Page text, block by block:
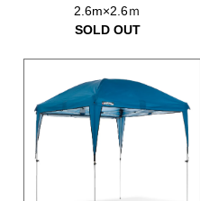
2.6m×2.6ｍ
SOLD OUT